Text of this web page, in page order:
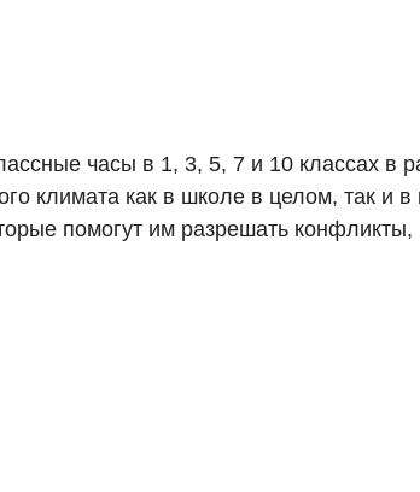
часы в 1, 3, 5, 7 и 10 классах в
климата как в школе в целом, так и
помогут им разрешать